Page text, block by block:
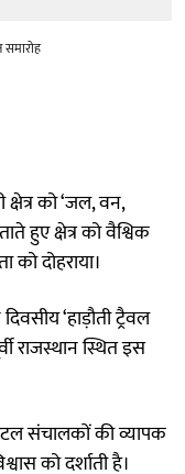
समारोह
को ‘जल, वन,
हुए क्षेत्र को वैश्विक
को दोहराया।
‘हाड़ौती ट्रैवल
राजस्थान स्थित इस
संचालकों की व्यापक
को दर्शाती है।